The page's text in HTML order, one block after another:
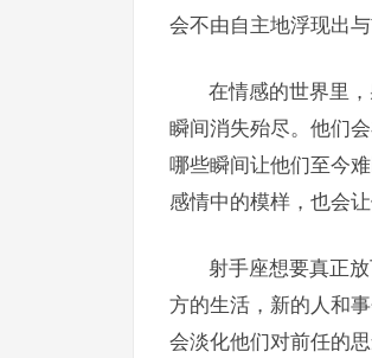
会不由自主地浮现出
在情感的世界里
瞬间消失殆尽。他们
哪些瞬间让他们至今
感情中的模样，也会
射手座想要真正
方的生活，新的人和
会淡化他们对前任的